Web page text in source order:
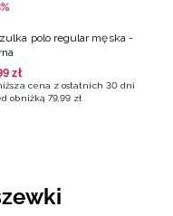
polo regular męska -
zł
cena z ostatnich 30 dni
obniżką 79,99 zł